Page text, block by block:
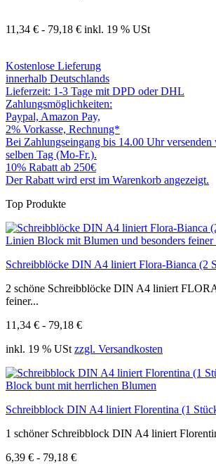
11,34 € - 79,18 € inkl. 19 % USt
Kostenlose Lieferung
innerhalb Deutschlands
Lieferzeit: 1-3 Tage mit DPD oder DHL
Zahlungsmöglichkeiten:
Paypal, Amazon Pay,
2% Vorkasse, Rechnung*
Bei Zahlungseingang bis 14.00 Uhr
selben Tag (Mo-Fr.).
10% Rabatt ab 250€
Der Rabatt wird erst im Warenkorb angezeigt.
Top Produkte
Schreibblöcke DIN A4 liniert Flora-Bianca (2
2 schöne Schreibblöcke DIN A4 liniert
feiner...
11,34 € - 79,18 €
inkl. 19 % USt zzgl. Versandkosten
Schreibblock DIN A4 liniert Florentina (1
1 schöner Schreibblock DIN A4 liniert
6,39 € - 79,18 €